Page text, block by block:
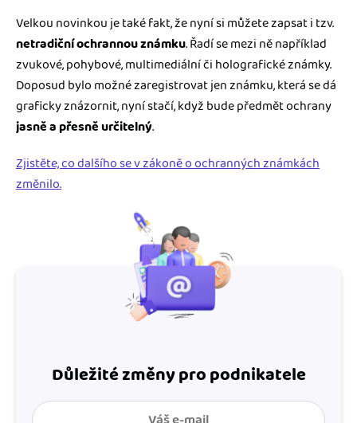
Velkou novinkou je také fakt, že nyní si můžete zapsat i tzv.
netradiční ochrannou známku. Řadí se mezi ně například
zvukové, pohybové, multimediální či holografické známky.
Doposud bylo možné zaregistrovat jen známku, která se dá
graficky znázornit, nyní stačí, když bude předmět ochrany
jasně a přesně určitelný.
Zjistěte, co dalšího se v zákoně o ochranných známkách
změnilo.
Důležité změny pro podnikatele